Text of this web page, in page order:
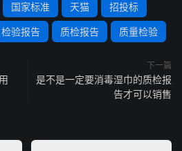
国家标准 天猫 招投标
检验报告 质检报告 质量检验
下一篇
是不是一定要消毒湿巾的质检报
告才可以销售